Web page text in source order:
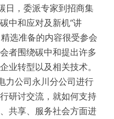
日，委派专家到招商集
中和应对及新机“讲
选准备的内容很受参会
者围绕碳中和提出许多
业转型以及相关技术。
力公司永川分公司进行
研讨交流，就如何支持
共享、服务社会方面进